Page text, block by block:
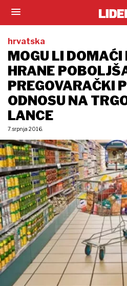
hrvatska
MOGU LI
HRANE
PREGOVARAČKI
ODNOSU NA
LANCE
7. srpnja 2016.